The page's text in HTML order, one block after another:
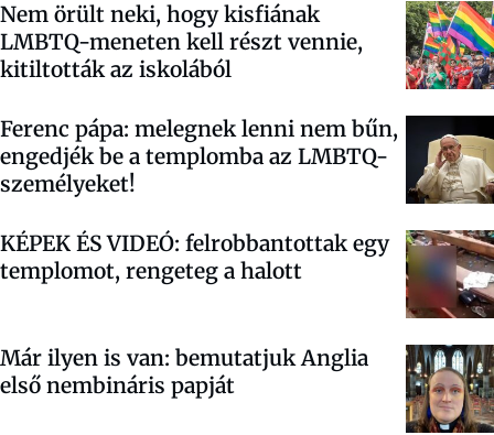
Nem örült neki, hogy kisfiának
LMBTQ-meneten kell részt vennie,
kitiltották az iskolából
Ferenc pápa: melegnek lenni nem bűn,
engedjék be a templomba az LMBTQ-
személyeket!
KÉPEK ÉS VIDEÓ: felrobbantottak egy
templomot, rengeteg a halott
Már ilyen is van: bemutatjuk Anglia
első nembináris papját